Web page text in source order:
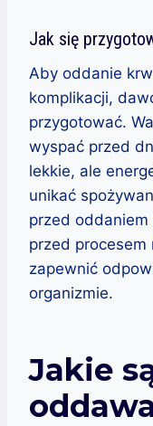
Jak się
Aby oddanie
komplikacji,
przygotować.
wyspać przed
lekkie, ale
unikać
przed
przed
zapewnić
organizmie.
Jakie